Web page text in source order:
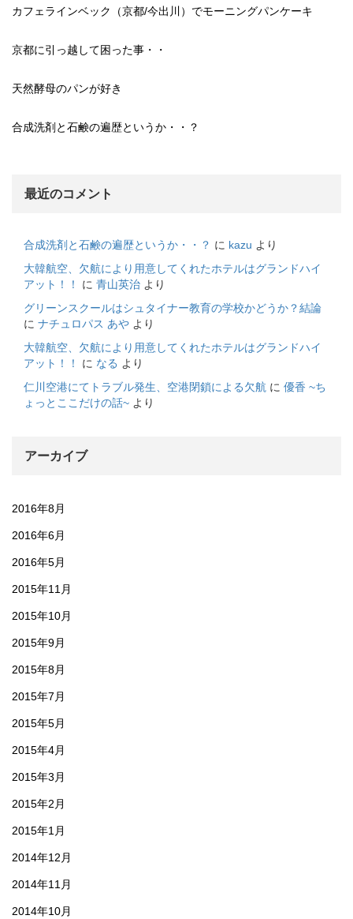
カフェラインベック（京都/今出川）でモーニングパンケーキ
京都に引っ越して困った事・・
天然酵母のパンが好き
合成洗剤と石鹸の遍歴というか・・？
最近のコメント
合成洗剤と石鹸の遍歴というか・・？ に kazu より
大韓航空、欠航により用意してくれたホテルはグランドハイ
アット！！
に 青山英治 より
グリーンスクールはシュタイナー教育の学校かどうか？結論
に ナチュロパス あや より
大韓航空、欠航により用意してくれたホテルはグランドハイ
アット！！
に なる より
仁川空港にてトラブル発生、空港閉鎖による欠航 に 優香 ~ち
ょっとここだけの話~ より
アーカイブ
2016年8月
2016年6月
2016年5月
2015年11月
2015年10月
2015年9月
2015年8月
2015年7月
2015年5月
2015年4月
2015年3月
2015年2月
2015年1月
2014年12月
2014年11月
2014年10月